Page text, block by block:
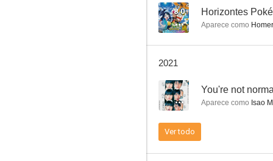
8.0 Horizontes
Aparece como
2021
-- You're not
Aparece como Isao
Ver todo